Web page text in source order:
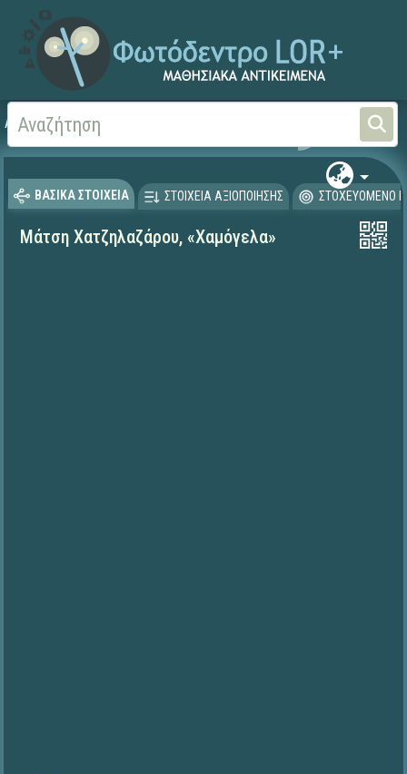
Αρχική Γλώσσα και Λογοτεχνία
ΒΑΣΙΚΑ ΣΤΟΙΧΕΙΑ ΣΤΟΙΧΕΙΑ ΑΞΙΟΠΟΙΗΣΗΣ ΣΤΟΧΕΥΟΜΕΝΟ
Μάτση Χατζηλαζάρου, «Χαμόγελα»